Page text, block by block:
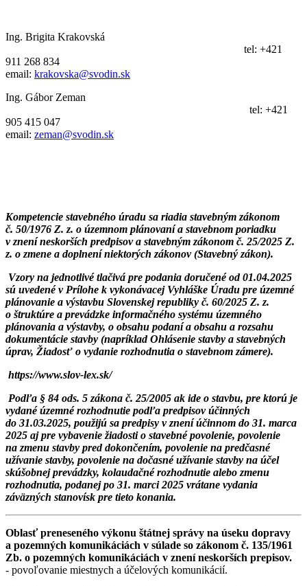
Ing. Brigita Krakovská
tel: +421
911 268 834
email: krakovska@svodin.sk
Ing. Gábor Zeman
tel: +421
905 415 047
email: zeman@svodin.sk
Kompetencie stavebného úradu sa riadia stavebným zákonom
č. 50/1976 Z. z. o územnom plánovaní a stavebnom poriadku
v znení neskorších predpisov a stavebným zákonom č. 25/2025 Z.
z. o zmene a doplnení niektorých zákonov (Stavebný zákon).
Vzory na jednotlivé tlačivá pre podania doručené od01.04.2025
sú uvedené v Prílohe k vykonávacej Vyhláške Úradu pre územné
plánovanie a výstavbu Slovenskej republiky č. 60/2025 Z. z.
o štruktúre a prevádzke informačného systému územného
plánovania a výstavby, o obsahu podaní a obsahu a rozsahu
dokumentácie stavby (napríklad Ohlásenie stavby a stavebných
úprav, Žiadosť o vydanie rozhodnutia o stavebnom zámere).
https://www.slov-lex.sk/
Podľa § 84 ods. 5 zákona č. 25/2005 ak ide o stavbu, pre ktorú je
vydané územné rozhodnutie podľa predpisov účinných
do 31.03.2025, použijú sa predpisy v znení účinnom do 31. marca
2025 aj pre vybavenie žiadosti o stavebné povolenie, povolenie
na zmenu stavby pred dokončením, povolenie na predčasné
užívanie stavby, povolenie na dočasné užívanie stavby na účel
skúšobnej prevádzky, kolaudačné rozhodnutie alebo zmenu
rozhodnutia, podanej po 31. marci 2025 vrátane vydania
záväzných stanovísk pre tieto konania.
Oblasť preneseného výkonu štátnej správy na úseku dopravy
a pozemných komunikáciách v súlade so zákonom č. 135/1961
Zb. o pozemných komunikáciách v znení neskorších prepisov.
- povoľovanie miestnych a účelových komunikácií.